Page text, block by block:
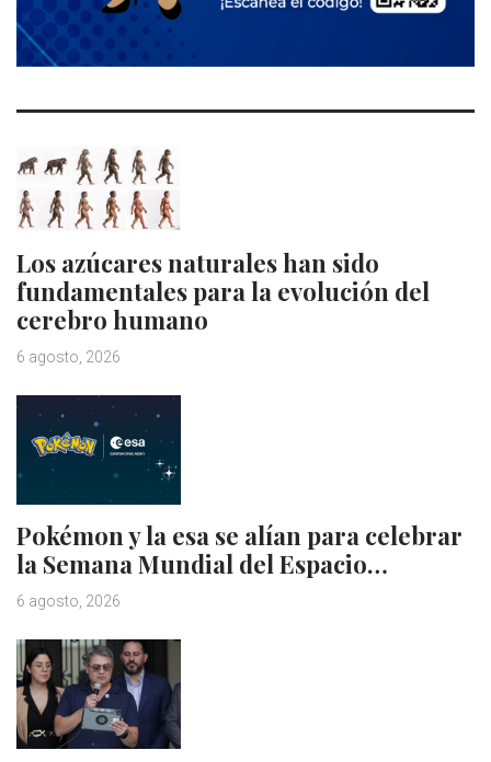
Los azúcares naturales han sido
fundamentales para la evolución del
cerebro humano
6 agosto, 2026
Pokémon y la esa se alían para celebrar
la Semana Mundial del Espacio…
6 agosto, 2026